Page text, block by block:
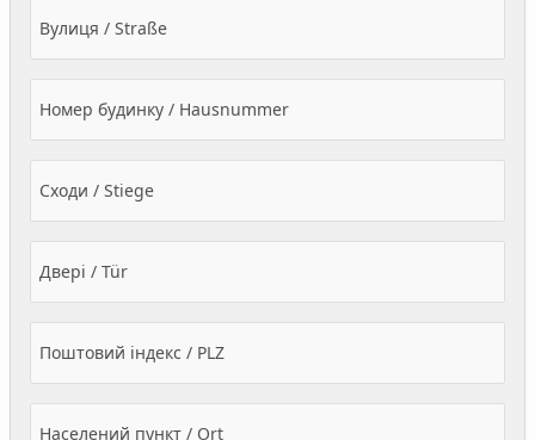
Вулиця / Straße
Номер будинку / Hausnummer
Сходи / Stiege
Двері / Tür
Поштовий індекс / PLZ
Населений пункт / Ort